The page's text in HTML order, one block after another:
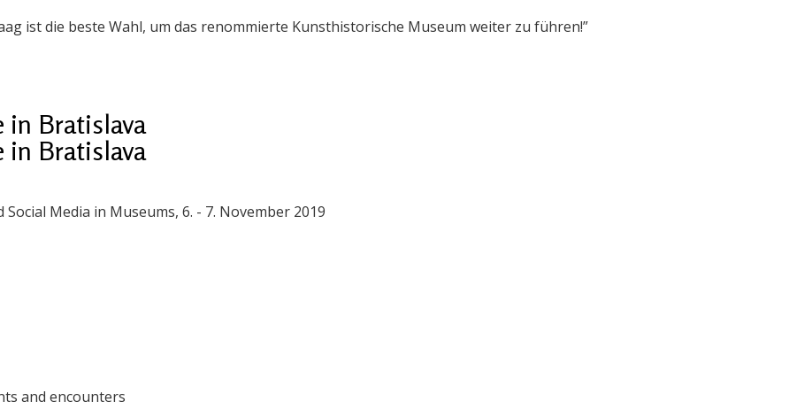
ist die beste Wahl, um das renommierte Kunsthistorische Museum weiter zu führen!”
in Bratislava
in Bratislava
Media in Museums, 6. - 7. November 2019
and encounters